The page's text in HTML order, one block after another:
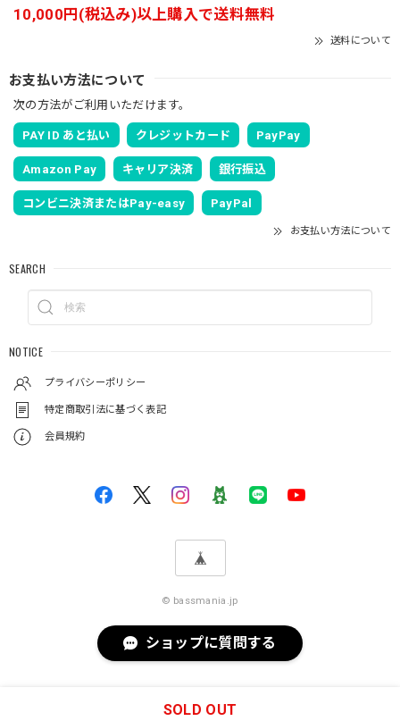
10,000円(税込み)以上購入で送料無料
送料について
お支払い方法について
次の方法がご利用いただけます。
PAY ID あと払い クレジットカード PayPay
Amazon Pay キャリア決済 銀行振込
コンビニ決済またはPay-easy PayPal
お支払い方法について
SEARCH
NOTICE
プライバシーポリシー
特定商取引法に基づく表記
会員規約
© bassmania.jp
SOLD OUT
ショップに質問する